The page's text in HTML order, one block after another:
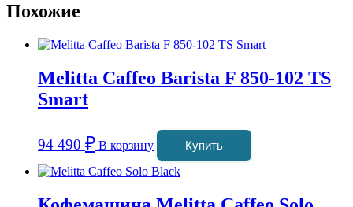
Похожие
Melitta Caffeo Barista F 850-102 TS
Smart
94 490 ₽ В корзину Купить